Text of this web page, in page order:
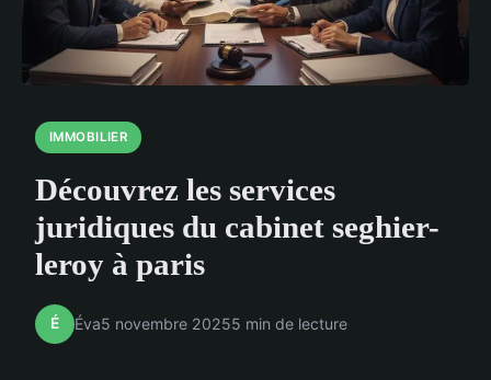
IMMOBILIER
Découvrez les services
juridiques du cabinet seghier-
leroy à paris
É Éva5 novembre 20255 min de lecture